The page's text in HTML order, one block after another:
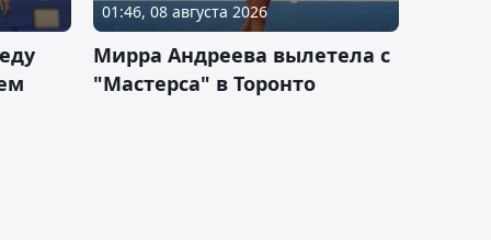
01:46, 08 августа 2026
Мирра Андреева вылетела с
"Мастерса" в Торонто